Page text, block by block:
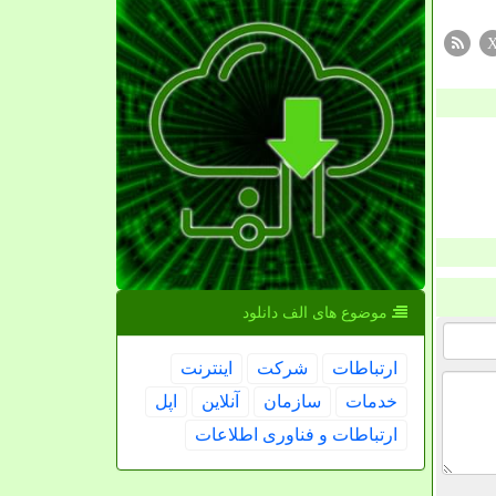
X
موضوع های الف دانلود
ارتباطات شركت
اینترنت
خدمات
سازمان آنلاین
اپل
ارتباطات و فناوری اطلاعات